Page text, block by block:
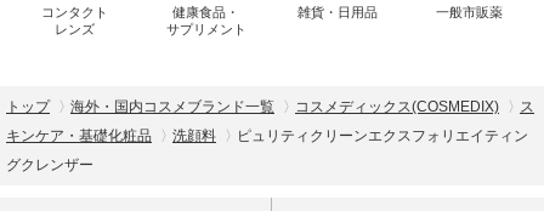
コンタクト
レンズ
健康食品・
サプリメント
雑貨・日用品 一般市販薬
トップ 海外・国内コスメブランド一覧 コスメディックス(COSMEDIX)
ス
キンケア・基礎化粧品
洗顔料
ピュリティクリーンエクスフォリエイティン
グクレンザー